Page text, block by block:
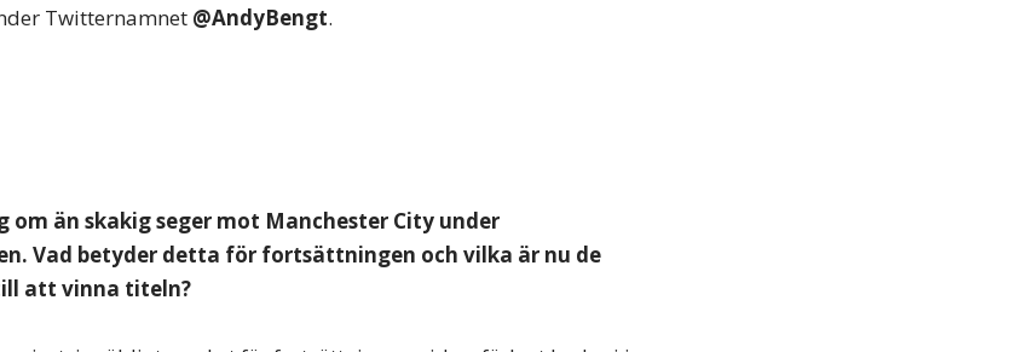
Twitternamnet @AndyBengt.
om än skakig seger mot Manchester City under
Vad betyder detta för fortsättningen och vilka är nu de
att vinna titeln?